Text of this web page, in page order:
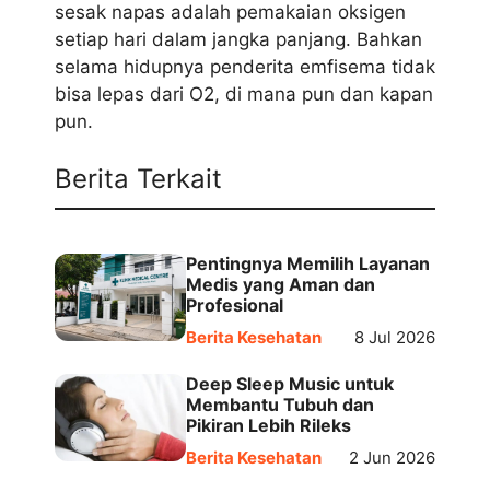
sesak napas adalah pemakaian oksigen
setiap hari dalam jangka panjang. Bahkan
selama hidupnya penderita emfisema tidak
bisa lepas dari O2, di mana pun dan kapan
pun.
Berita Terkait
Pentingnya Memilih Layanan
Medis yang Aman dan
Profesional
Berita Kesehatan 8 Jul 2026
Deep Sleep Music untuk
Membantu Tubuh dan
Pikiran Lebih Rileks
Berita Kesehatan 2 Jun 2026